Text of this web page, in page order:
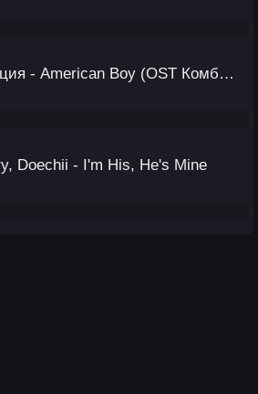
Комбинация - American Boy (OST Комбинация)
Doechii - I'm His, He's Mine